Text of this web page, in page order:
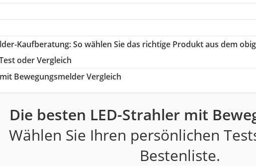
Kaufberatung: So wählen Sie das richtige Produkt aus dem
oder Vergleich
Bewegungsmelder Vergleich
Die besten LED-Strahler mit
Wählen Sie Ihren persönlichen
Bestenliste.